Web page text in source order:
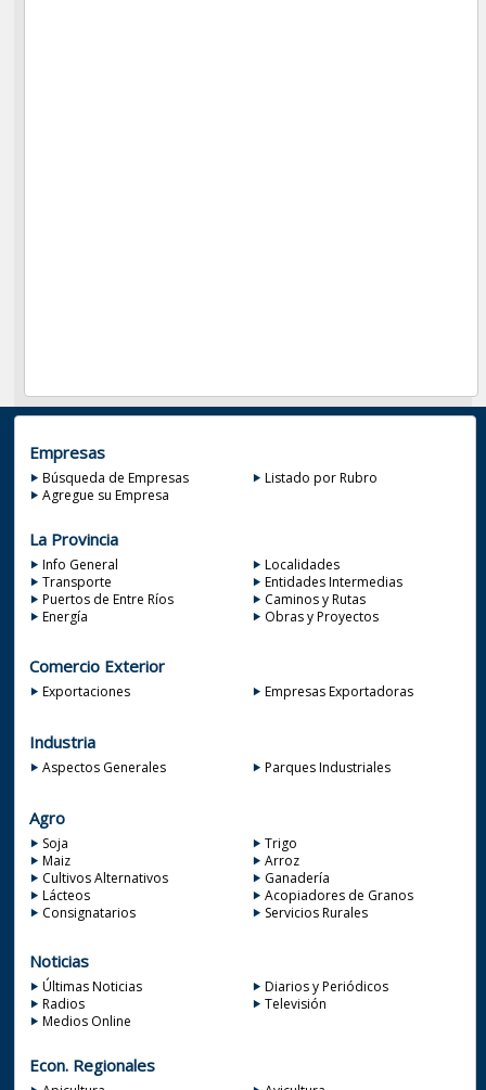
Empresas
Búsqueda de Empresas
Listado por Rubro
Agregue su Empresa
La Provincia
Info General
Localidades
Transporte
Entidades Intermedias
Puertos de Entre Ríos
Caminos y Rutas
Energía
Obras y Proyectos
Comercio Exterior
Exportaciones Empresas Exportadoras
Industria
Aspectos Generales Parques Industriales
Agro
Soja
Trigo
Maiz
Arroz
Cultivos Alternativos
Ganadería
Lácteos
Acopiadores de Granos
Consignatarios
Servicios Rurales
Noticias
Últimas Noticias
Diarios y Periódicos
Radios
Televisión
Medios Online
Econ. Regionales